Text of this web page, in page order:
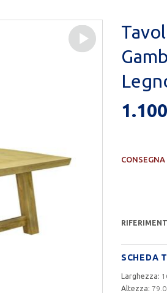
SCHEDA
Larghezza:
Altezza: 79.0